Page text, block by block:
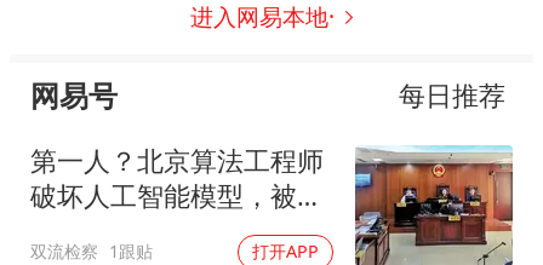
进入网易本地·
网易号
每日推荐
第一人？北京算法工程师
破坏人工智能模型，被判
双流检察 1跟贴 打开APP